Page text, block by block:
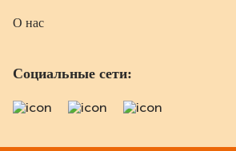
О нас
Социальные сети: